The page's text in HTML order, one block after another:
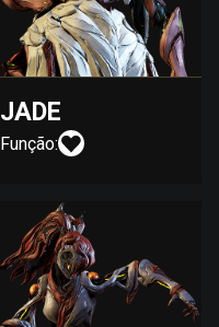
JADE
Função: